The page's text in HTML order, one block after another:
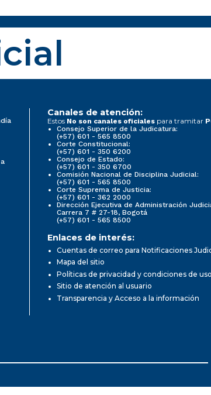
Canales de atención:
Estos No son canales oficiales para tramitar
Consejo Superior de la Judicatura:
(+57) 601 - 565 8500
Corte Constitucional:
(+57) 601 - 350 6200
Consejo de Estado:
(+57) 601 - 350 6700
Comisión Nacional de Disciplina Judicial:
(+57) 601 - 565 8500
Corte Suprema de Justicia:
(+57) 601 - 362 2000
Dirección Ejecutiva de Administración
Carrera 7 # 27-18, Bogotá
(+57) 601 - 565 8500
Enlaces de interés:
Cuentas de correo para Notificaciones
Mapa del sitio
Políticas de privacidad y condiciones de uso
Sitio de atención al usuario
Transparencia y Acceso a la información